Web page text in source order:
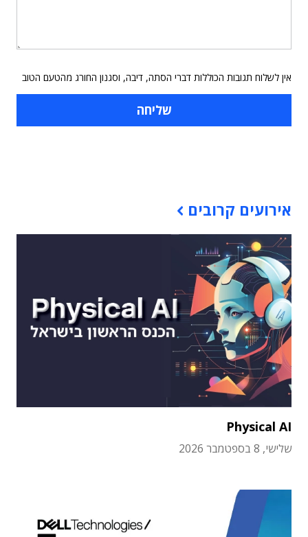
אין לשלוח תגובות הכוללות דברי הסתה, דיבה, וסגנון החורג מהטעם הטוב
אירועים קרובים
Physical AI
שלישי, 8 בספטמבר 2026